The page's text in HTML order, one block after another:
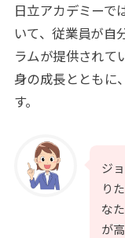
日立アカデミーで
いて、従業員が自
ラムが提供されて
身の成長とともに
す。
ジ
り
な
が